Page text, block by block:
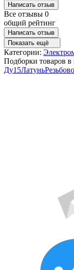
Написать отзыв
Все отзывы 0
общий рейтинг
Написать отзыв
Показать ещё
Категории:
Подборки товаров в
Ду15Латунь